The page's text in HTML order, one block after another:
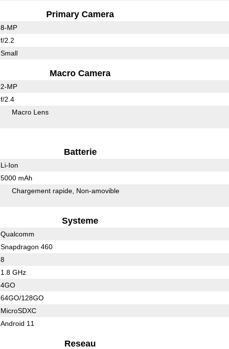
Primary Camera
8-MP
f/2.2
Small
Macro Camera
2-MP
f/2.4
Macro Lens
Batterie
Li-Ion
5000 mAh
Chargement rapide Non-amovible
Systeme
Qualcomm
Snapdragon 460
8
1.8 GHz
4GO
64GO/128GO
MicroSDXC
Android 11
Reseau